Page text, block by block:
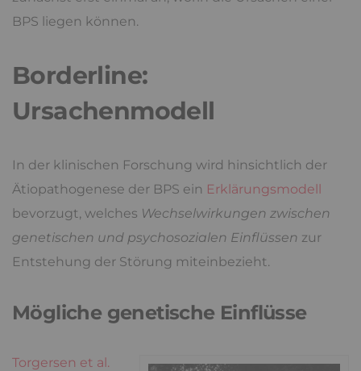
BPS liegen können.
Borderline:
Ursachenmodell
In der klinischen Forschung wird hinsichtlich der
Ätiopathogenese der BPS ein Erklärungsmodell
bevorzugt, welches Wechselwirkungen zwischen
genetischen und psychosozialen Einflüssen zur
Entstehung der Störung miteinbezieht.
Mögliche genetische Einflüsse
Torgersen et al.